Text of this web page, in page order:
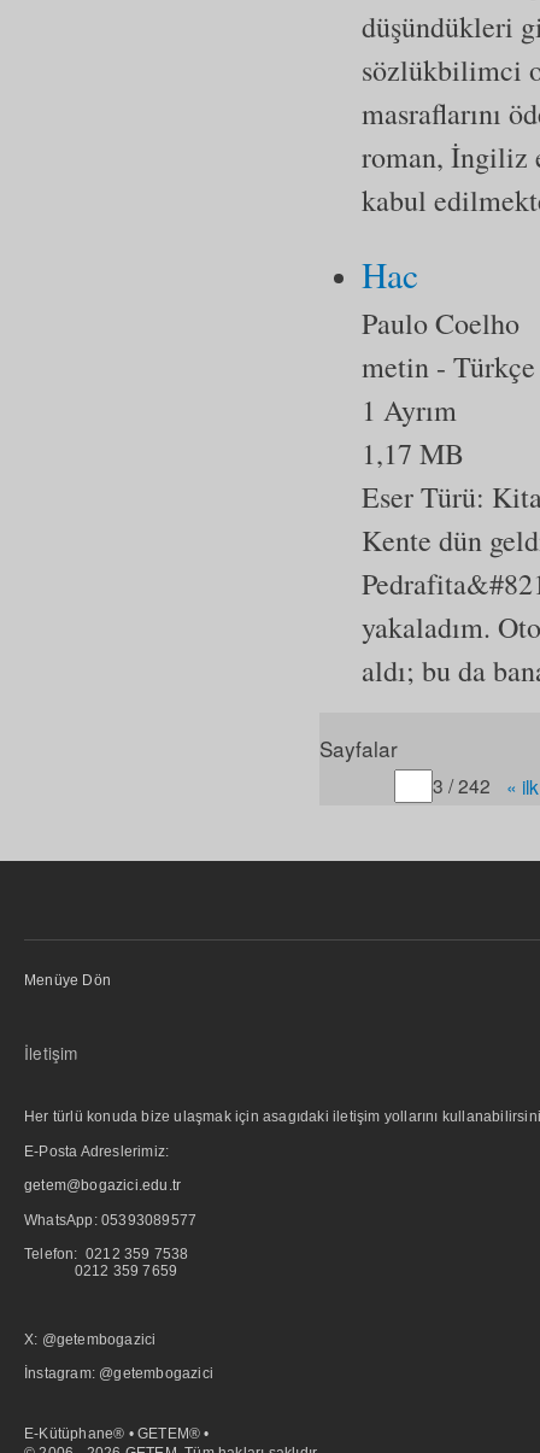
düşündükleri
sözlükbilimci
masraflarını
roman, İngiliz
kabul
Hac
Paulo Coelho
metin - Türkçe
1 Ayrım
1,17 MB
Eser Türü:
Kente dün
yakaladım.
aldı; bu da
Sayfalar
Gitmek istediğiniz
3 / 242 « ilk
Menüye Dön
İletişim
Her türlü konuda bize ulaşmak için asagıdaki iletişim yollarını
E-Posta Adreslerimiz:
getem@bogazici.edu.tr
WhatsApp: 05393089577
Telefon: 0212 359 7538
0212 359 7659
X: @getembogazici
İnstagram: @getembogazici
E-Kütüphane® • GETEM® •